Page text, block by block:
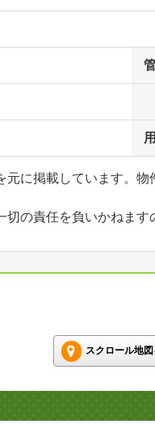
元に掲載しています。
の責任を負いかねます
スクロール地